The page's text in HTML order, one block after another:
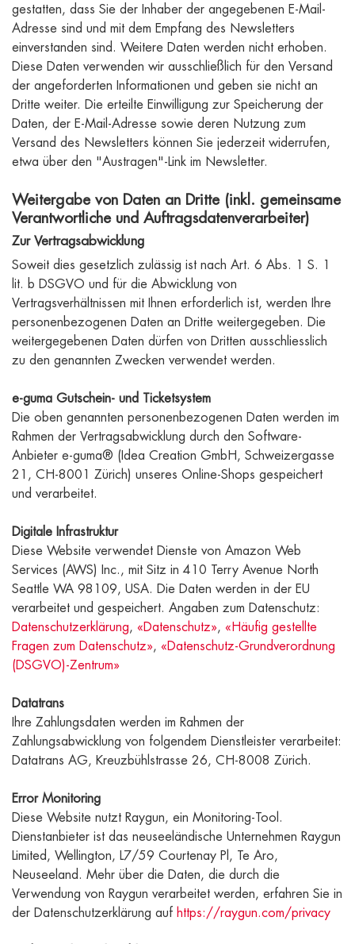
gestatten, dass Sie der Inhaber der angegebenen E-Mail-
Adresse sind und mit dem Empfang des Newsletters
einverstanden sind. Weitere Daten werden nicht erhoben.
Diese Daten verwenden wir ausschließlich für den Versand
der angeforderten Informationen und geben sie nicht an
Dritte weiter. Die erteilte Einwilligung zur Speicherung der
Daten, der E-Mail-Adresse sowie deren Nutzung zum
Versand des Newsletters können Sie jederzeit widerrufen,
etwa über den "Austragen"-Link im Newsletter.
Weitergabe von Daten an Dritte (inkl. gemeinsame
Verantwortliche und Auftragsdatenverarbeiter)
Zur Vertragsabwicklung
Soweit dies gesetzlich zulässig ist nach Art. 6 Abs. 1 S. 1
lit. b DSGVO und für die Abwicklung von
Vertragsverhältnissen mit Ihnen erforderlich ist, werden Ihre
personenbezogenen Daten an Dritte weitergegeben. Die
weitergegebenen Daten dürfen von Dritten ausschliesslich
zu den genannten Zwecken verwendet werden.
e-guma Gutschein- und Ticketsystem
Die oben genannten personenbezogenen Daten werden im
Rahmen der Vertragsabwicklung durch den Software-
Anbieter e-guma® (Idea Creation GmbH, Schweizergasse
21, CH-8001 Zürich) unseres Online-Shops gespeichert
und verarbeitet.
Digitale Infrastruktur
Diese Website verwendet Dienste von Amazon Web
Services (AWS) Inc., mit Sitz in 410 Terry Avenue North
Seattle WA 98109, USA. Die Daten werden in der EU
verarbeitet und gespeichert. Angaben zum Datenschutz:
Datenschutzerklärung, «Datenschutz», «Häufig gestellte
Fragen zum Datenschutz», «Datenschutz-Grundverordnung
(DSGVO)-Zentrum»
Datatrans
Ihre Zahlungsdaten werden im Rahmen der
Zahlungsabwicklung von folgendem Dienstleister verarbeitet:
Datatrans AG, Kreuzbühlstrasse 26, CH-8008 Zürich.
Error Monitoring
Diese Website nutzt Raygun, ein Monitoring-Tool.
Dienstanbieter ist das neuseeländische Unternehmen Raygun
Limited, Wellington, L7/59 Courtenay Pl, Te Aro,
Neuseeland. Mehr über die Daten, die durch die
Verwendung von Raygun verarbeitet werden, erfahren Sie in
der Datenschutzerklärung auf https://raygun.com/privacy